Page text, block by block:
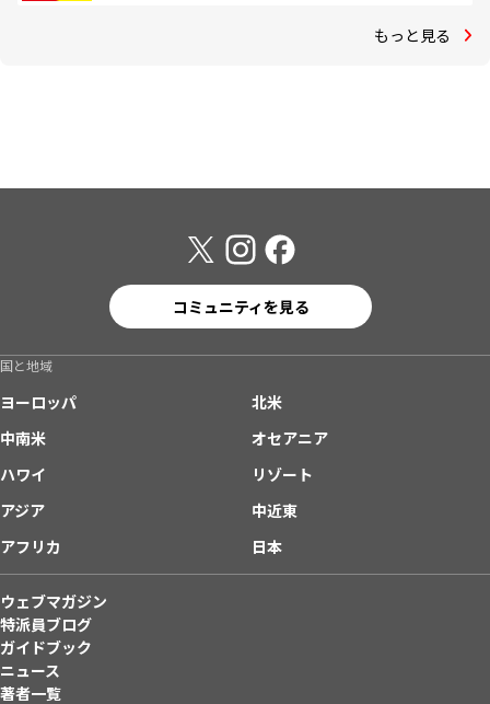
もっと見る
コミュニティを見る
国と地域
ヨーロッパ
北米
中南米
オセアニア
ハワイ
リゾート
アジア
中近東
アフリカ
日本
ウェブマガジン
特派員ブログ
ガイドブック
ニュース
著者一覧